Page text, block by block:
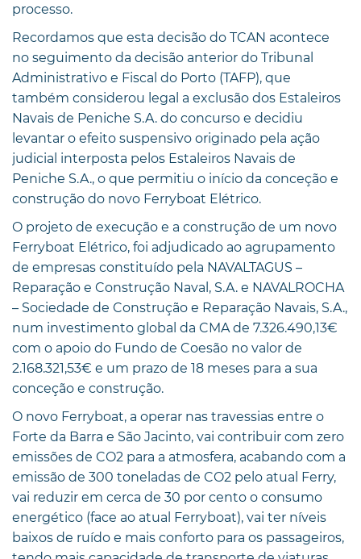
processo.
Recordamos que esta decisão do TCAN acontece
no seguimento da decisão anterior do Tribunal
Administrativo e Fiscal do Porto (TAFP), que
também considerou legal a exclusão dos Estaleiros
Navais de Peniche S.A. do concurso e decidiu
levantar o efeito suspensivo originado pela ação
judicial interposta pelos Estaleiros Navais de
Peniche S.A., o que permitiu o início da conceção e
construção do novo Ferryboat Elétrico.
O projeto de execução e a construção de um novo
Ferryboat Elétrico, foi adjudicado ao agrupamento
de empresas constituído pela NAVALTAGUS –
Reparação e Construção Naval, S.A. e NAVALROCHA
– Sociedade de Construção e Reparação Navais, S.A.,
num investimento global da CMA de 7.326.490,13€
com o apoio do Fundo de Coesão no valor de
2.168.321,53€ e um prazo de 18 meses para a sua
conceção e construção.
O novo Ferryboat, a operar nas travessias entre o
Forte da Barra e São Jacinto, vai contribuir com zero
emissões de CO2 para a atmosfera, acabando com a
emissão de 300 toneladas de CO2 pelo atual Ferry,
vai reduzir em cerca de 30 por cento o consumo
energético (face ao atual Ferryboat), vai ter níveis
baixos de ruído e mais conforto para os passageiros,